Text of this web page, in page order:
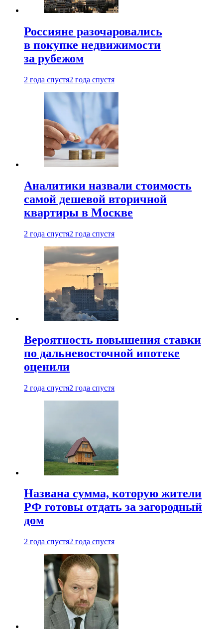
Россияне разочаровались
в покупке недвижимости
за рубежом
2 года спустя2 года спустя
Аналитики назвали стоимость
самой дешевой вторичной
квартиры в Москве
2 года спустя2 года спустя
Вероятность повышения ставки
по дальневосточной ипотеке
оценили
2 года спустя2 года спустя
Названа сумма, которую жители
РФ готовы отдать за загородный
дом
2 года спустя2 года спустя